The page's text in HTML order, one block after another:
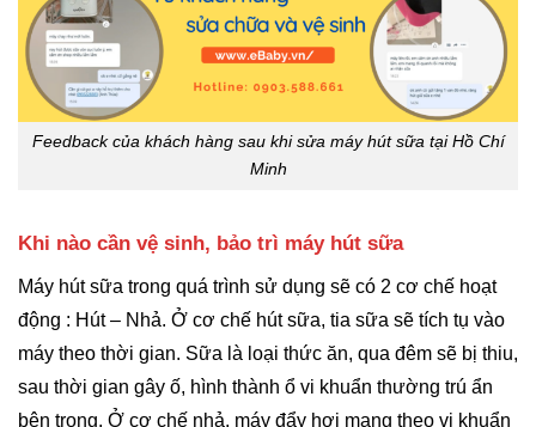
Feedback của khách hàng sau khi sửa máy hút sữa tại Hồ Chí
Minh
Khi nào cần vệ sinh, bảo trì máy hút sữa
Máy hút sữa trong quá trình sử dụng sẽ có 2 cơ chế hoạt
động : Hút – Nhả. Ở cơ chế hút sữa, tia sữa sẽ tích tụ vào
máy theo thời gian. Sữa là loại thức ăn, qua đêm sẽ bị thiu,
sau thời gian gây ố, hình thành ổ vi khuẩn thường trú ẩn
bên trong. Ở cơ chế nhả, máy đẩy hơi mang theo vi khuẩn